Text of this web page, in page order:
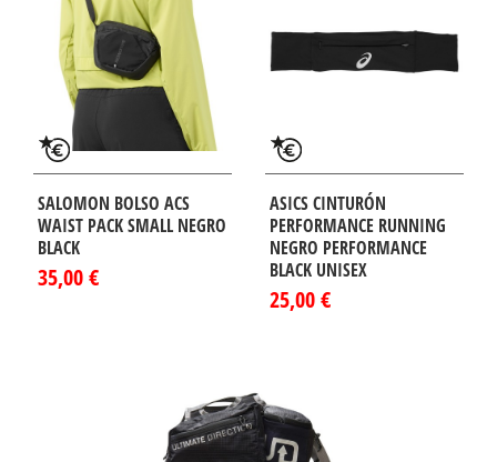
SALOMON BOLSO ACS
WAIST PACK SMALL NEGRO
BLACK
35,00 €
ASICS CINTURÓN
PERFORMANCE RUNNING
NEGRO PERFORMANCE
BLACK UNISEX
25,00 €